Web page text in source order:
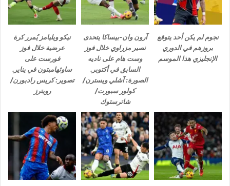
نجوم لم يكن أحد يتوقع
بروزهم في الدوري
الإنجليزي هذا الموسم
آرون وان-بيساكا يتحدى
نصير مزراوي خلال فوز
وست هام على ناديه
السابق في أكتوبر.
الصورة: آشلي ويسترن/
كولور سبورت/
شاترستوك
نيكو ويليامز يُمرر كرة
عرضية خلال فوز
فورست على
ساوثهامبتون في يناير.
تصوير: كريس رادبورن/
رويترز